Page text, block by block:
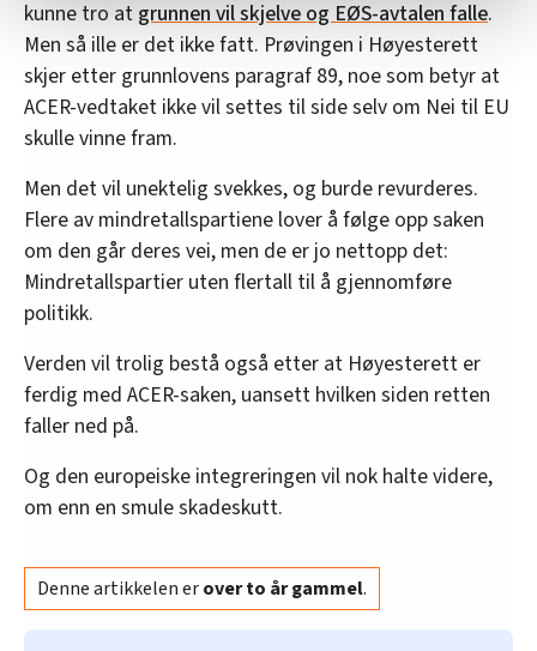
statistikk.
Vi deler bare informasjon om hvordan du bruker
nettstedet med LO Medias egne samarbeidspartnere
innenfor analyse og annonsering. Disse er angitt i
kunne tro at grunnen vil skjelve og EØS-avtalen falle.
Men så ille er det ikke fatt. Prøvingen i Høyesterett
skjer etter grunnlovens paragraf 89, noe som betyr at
ACER-vedtaket ikke vil settes til side selv om Nei til EU
skulle vinne fram.
Men det vil unektelig svekkes, og burde revurderes.
Flere av mindretallspartiene lover å følge opp saken
om den går deres vei, men de er jo nettopp det:
Mindretallspartier uten flertall til å gjennomføre
politikk.
Verden vil trolig bestå også etter at Høyesterett er
ferdig med ACER-saken, uansett hvilken siden retten
faller ned på.
Og den europeiske integreringen vil nok halte videre,
om enn en smule skadeskutt.
Denne artikkelen erover to år gammel.